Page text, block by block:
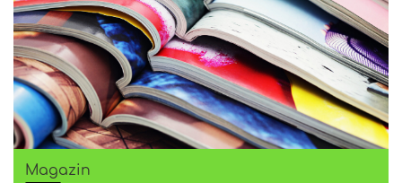
Magazin